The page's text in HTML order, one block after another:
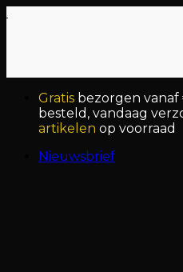
Gratis bezorgen vanaf
besteld, vandaag
artikelen op voorraad
Nieuwsbrief